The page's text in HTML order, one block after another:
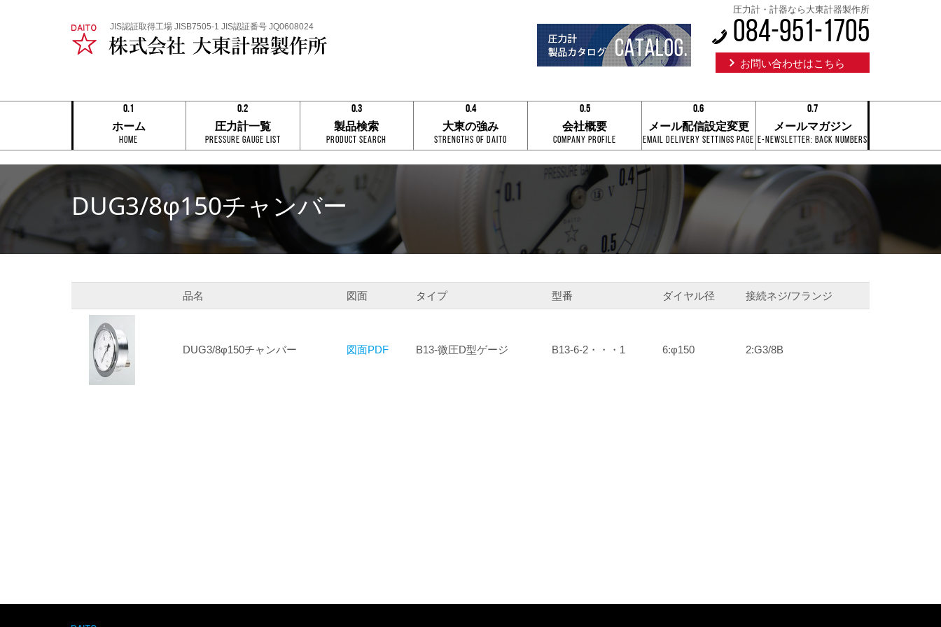
圧力計・計器なら大東計器製作所
JIS認証取得工場 JISB7505-1 JIS認証番号 JQ0608024 084-951-1705
お問い合わせはこちら
0.1
0.3
0.4
0.5
0.8
0.9
ホーム
HOME
0.2
0.1
0.2
0.3
0.4
0.5
0.8
0.9
0.2
圧力計一覧
Pressure Gauge List
0.3
0.1
0.2
0.3
0.4
0.5
0.6
製品検索
Product Search
0.4
0.1
0.2
0.3
0.4
0.5
大東の強み
Strengths of Daito
0.5
0.1
0.2
0.3
0.4
0.5
0.6
0.7
0.8
0.9
会社概要
Company Profile
0.6
0.1
0.2
0.3
0.4
0.5
0.7
0.8
0.9
メール配信設定変更
Email Delivery Settings Page
0.7
0.1
0.2
0.3
0.4
0.5
0.6
メールマガジン
E-Newsletter: Back Numbers
DUG3/8φ150チャンバー
品名 図面 タイプ 型番 ダイヤル径 接続ネジ/フランジ
DUG3/8φ150チャンバー 図面PDF B13-微圧D型ゲージ B13-6-2・・・1 6:φ150 2:G3/8B